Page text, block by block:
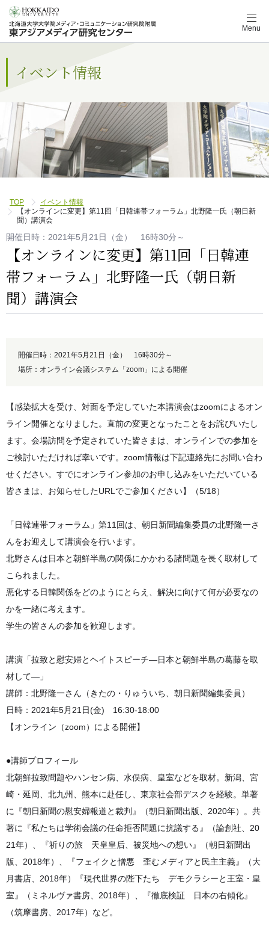
メ
ュ
ョ
ボ
タ
ン
Menu
イベント情報
TOP
イベント情報
【オンラインに変更】第11回「日韓連帯フォーラム」北野隆一氏（朝日新
聞）講演会
開催日時：2021年5月21日（金） 16時30分～
【オンラインに変更】第11回「日韓連
帯フォーラム」北野隆一氏（朝日新
聞）講演会
開催日時：2021年5月21日（金） 16時30分～
場所：オンライン会議システム「zoom」による開催
【感染拡大を受け、対面を予定していた本講演会はzoomによるオン
ライン開催となりました。直前の変更となったことをお詫びいたし
ます。会場訪問を予定されていた皆さまは、オンラインでの参加を
ご検討いただければ幸いです。zoom情報は下記連絡先にお問い合わ
せください。すでにオンライン参加のお申し込みをいただいている
皆さまは、お知らせしたURLでご参加ください】（5/18）
「日韓連帯フォーラム」第11回は、朝日新聞編集委員の北野隆一さ
んをお迎えして講演会を行います。
北野さんは日本と朝鮮半島の関係にかかわる諸問題を長く取材して
こられました。
悪化する日韓関係をどのようにとらえ、解決に向けて何が必要なの
かを一緒に考えます。
学生の皆さんの参加を歓迎します。
講演「拉致と慰安婦とヘイトスピーチ―日本と朝鮮半島の葛藤を取
材して―」
講師：北野隆一さん（きたの・りゅういち、朝日新聞編集委員）
日時：2021年5月21日(金) 16:30-18:00
【オンライン（zoom）による開催】
●講師プロフィール
北朝鮮拉致問題やハンセン病、水俣病、皇室などを取材。新潟、宮
崎・延岡、北九州、熊本に赴任し、東京社会部デスクを経験。単著
に『朝日新聞の慰安婦報道と裁判』（朝日新聞出版、2020年）。共
著に『私たちは学術会議の任命拒否問題に抗議する』（論創社、20
21年）、『祈りの旅 天皇皇后、被災地への想い』（朝日新聞出
版、2018年）、『フェイクと憎悪 歪むメディアと民主主義』（大
月書店、2018年）『現代世界の陛下たち デモクラシーと王室・皇
室』（ミネルヴァ書房、2018年）、『徹底検証 日本の右傾化』
（筑摩書房、2017年）など。